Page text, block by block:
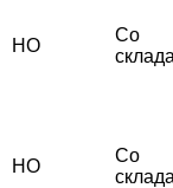
НО
Со
НО
Со